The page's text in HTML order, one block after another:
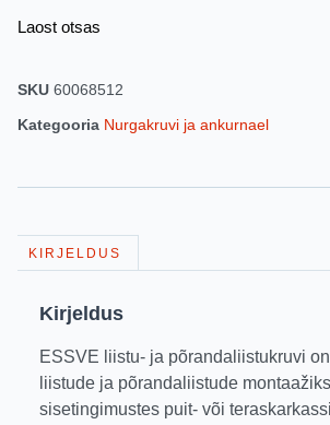
Laost otsas
SKU 60068512
Kategooria Nurgakruvi ja ankurnael
KIRJELDUS
Kirjeldus
ESSVE liistu- ja põrandaliistukruvi
liistude ja põrandaliistude montaažiks
sisetingimustes puit- või